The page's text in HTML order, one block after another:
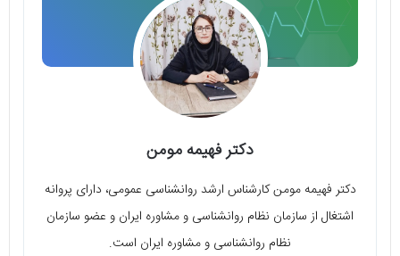
دکتر فهیمه مومن
دکتر فهیمه مومن کارشناس ارشد روانشناسی عمومی، دارای پروانه
اشتغال از سازمان نظام روانشناسی و مشاوره ایران و عضو سازمان
نظام روانشناسی و مشاوره ایران است.